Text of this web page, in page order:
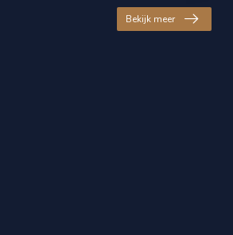
Bekijk meer